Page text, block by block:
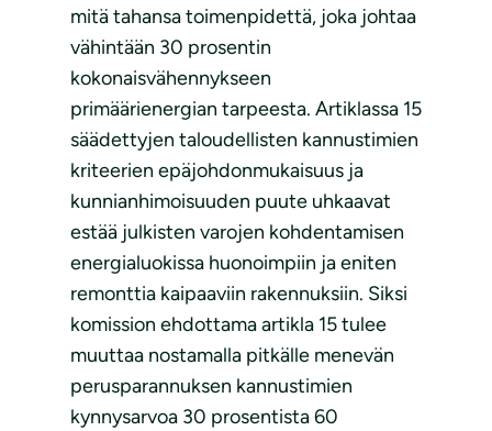
mitä tahansa toimenpidettä, joka johtaa
vähintään 30 prosentin
kokonaisvähennykseen
primäärienergian tarpeesta. Artiklassa 15
säädettyjen taloudellisten kannustimien
kriteerien epäjohdonmukaisuus ja
kunnianhimoisuuden puute uhkaavat
estää julkisten varojen kohdentamisen
energialuokissa huonoimpiin ja eniten
remonttia kaipaaviin rakennuksiin. Siksi
komission ehdottama artikla 15 tulee
muuttaa nostamalla pitkälle menevän
perusparannuksen kannustimien
kynnysarvoa 30 prosentista 60